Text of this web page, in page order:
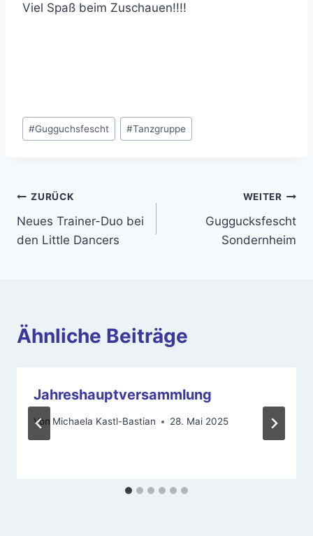
Viel Spaß beim Zuschauen!!!!
Schlagworte:
#Gugguchsfescht #Tanzgruppe
Beitragsnavigation
ZURÜCK
Neues Trainer-Duo bei
den Little Dancers
WEITER
Guggucksfescht
Sondernheim
Ähnliche Beiträge
Jahreshauptversammlung
Von Michaela Kastl-Bastian 28. Mai 2025